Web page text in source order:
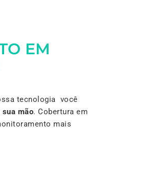
EM
tecnologia você
sua mão. Cobertura em
mais